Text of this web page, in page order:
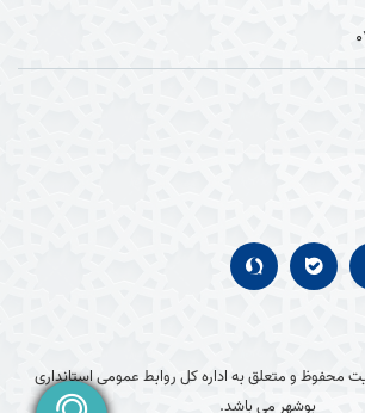
محفوظ و متعلق به اداره کل روابط عمومی استانداری
بوشهر می باشد.